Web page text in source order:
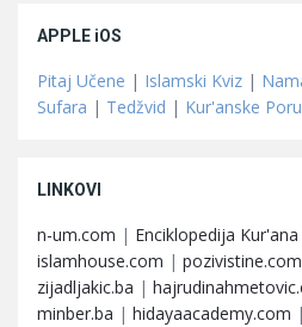
APPLE iOS
Pitaj Učene | Islamski Kviz |
Sufara | Tedžvid | Kur'anske
LINKOVI
n-um.com | Enciklopedija Kur'ana
islamhouse.com | pozivistine.com
zijadljakic.ba |
minber.ba | hidayaacademy.com |